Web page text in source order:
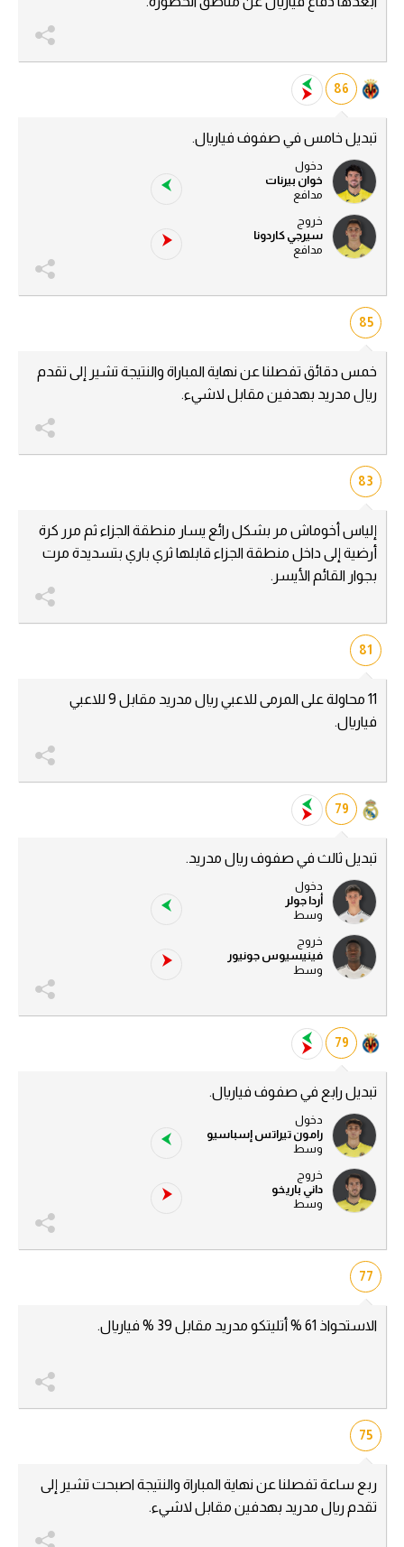
أمريكا
أقسام خاصة
Gamers
ميركاتو
تقرير في الجول
حكايات في الجول
فيديو في الجول
86
تبديل خامس في صفوف فياريال.
دخول
خوان بيرنات
مدافع
خروج
سيرجي كاردونا
مدافع
85
خمس دقائق تفصلنا عن نهاية المباراة والنتيجة تشير إلى تقدم
ريال مدريد بهدفين مقابل لاشيء.
83
إلياس أخوماش مر بشكل رائع يسار منطقة الجزاء ثم مرر كرة
أرضية إلى داخل منطقة الجزاء قابلها ثري باري بتسديدة مرت
بجوار القائم الأيسر.
81
11 محاولة على المرمى للاعبي ريال مدريد مقابل 9 للاعبي
فياريال.
79
تبديل ثالث في صفوف ريال مدريد.
دخول
أردا جولر
وسط
خروج
فينيسيوس جونيور
وسط
79
تبديل رابع في صفوف فياريال.
دخول
رامون تيراتس إسباسيو
وسط
خروج
داني باريخو
وسط
77
الاستحواذ 61 % أتليتكو مدريد مقابل 39 % فياريال.
75
ربع ساعة تفصلنا عن نهاية المباراة والنتيجة اصبحت تشير إلى
تقدم ريال مدريد بهدفين مقابل لاشيء.